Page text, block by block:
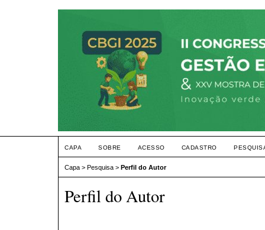
CAPA SOBRE ACESSO CADASTRO
Capa > Pesquisa > Perfil do Autor
Perfil do Autor